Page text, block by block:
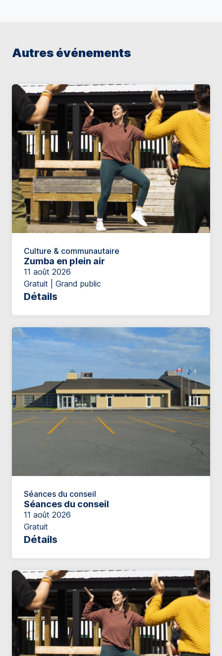
Autres événements
Culture & communautaire
Zumba en plein air
11 août 2026
Gratuit | Grand public
Détails
Séances du conseil
Séances du conseil
11 août 2026
Gratuit
Détails